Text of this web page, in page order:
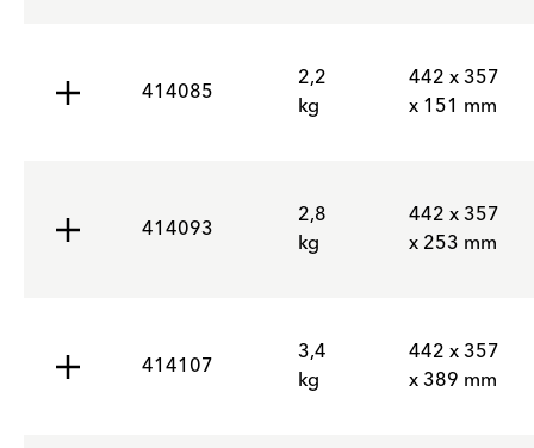
414085
2,2
kg
442 x 357
x 151 mm
414093
2,8
kg
442 x 357
x 253 mm
414107
3,4
kg
442 x 357
x 389 mm